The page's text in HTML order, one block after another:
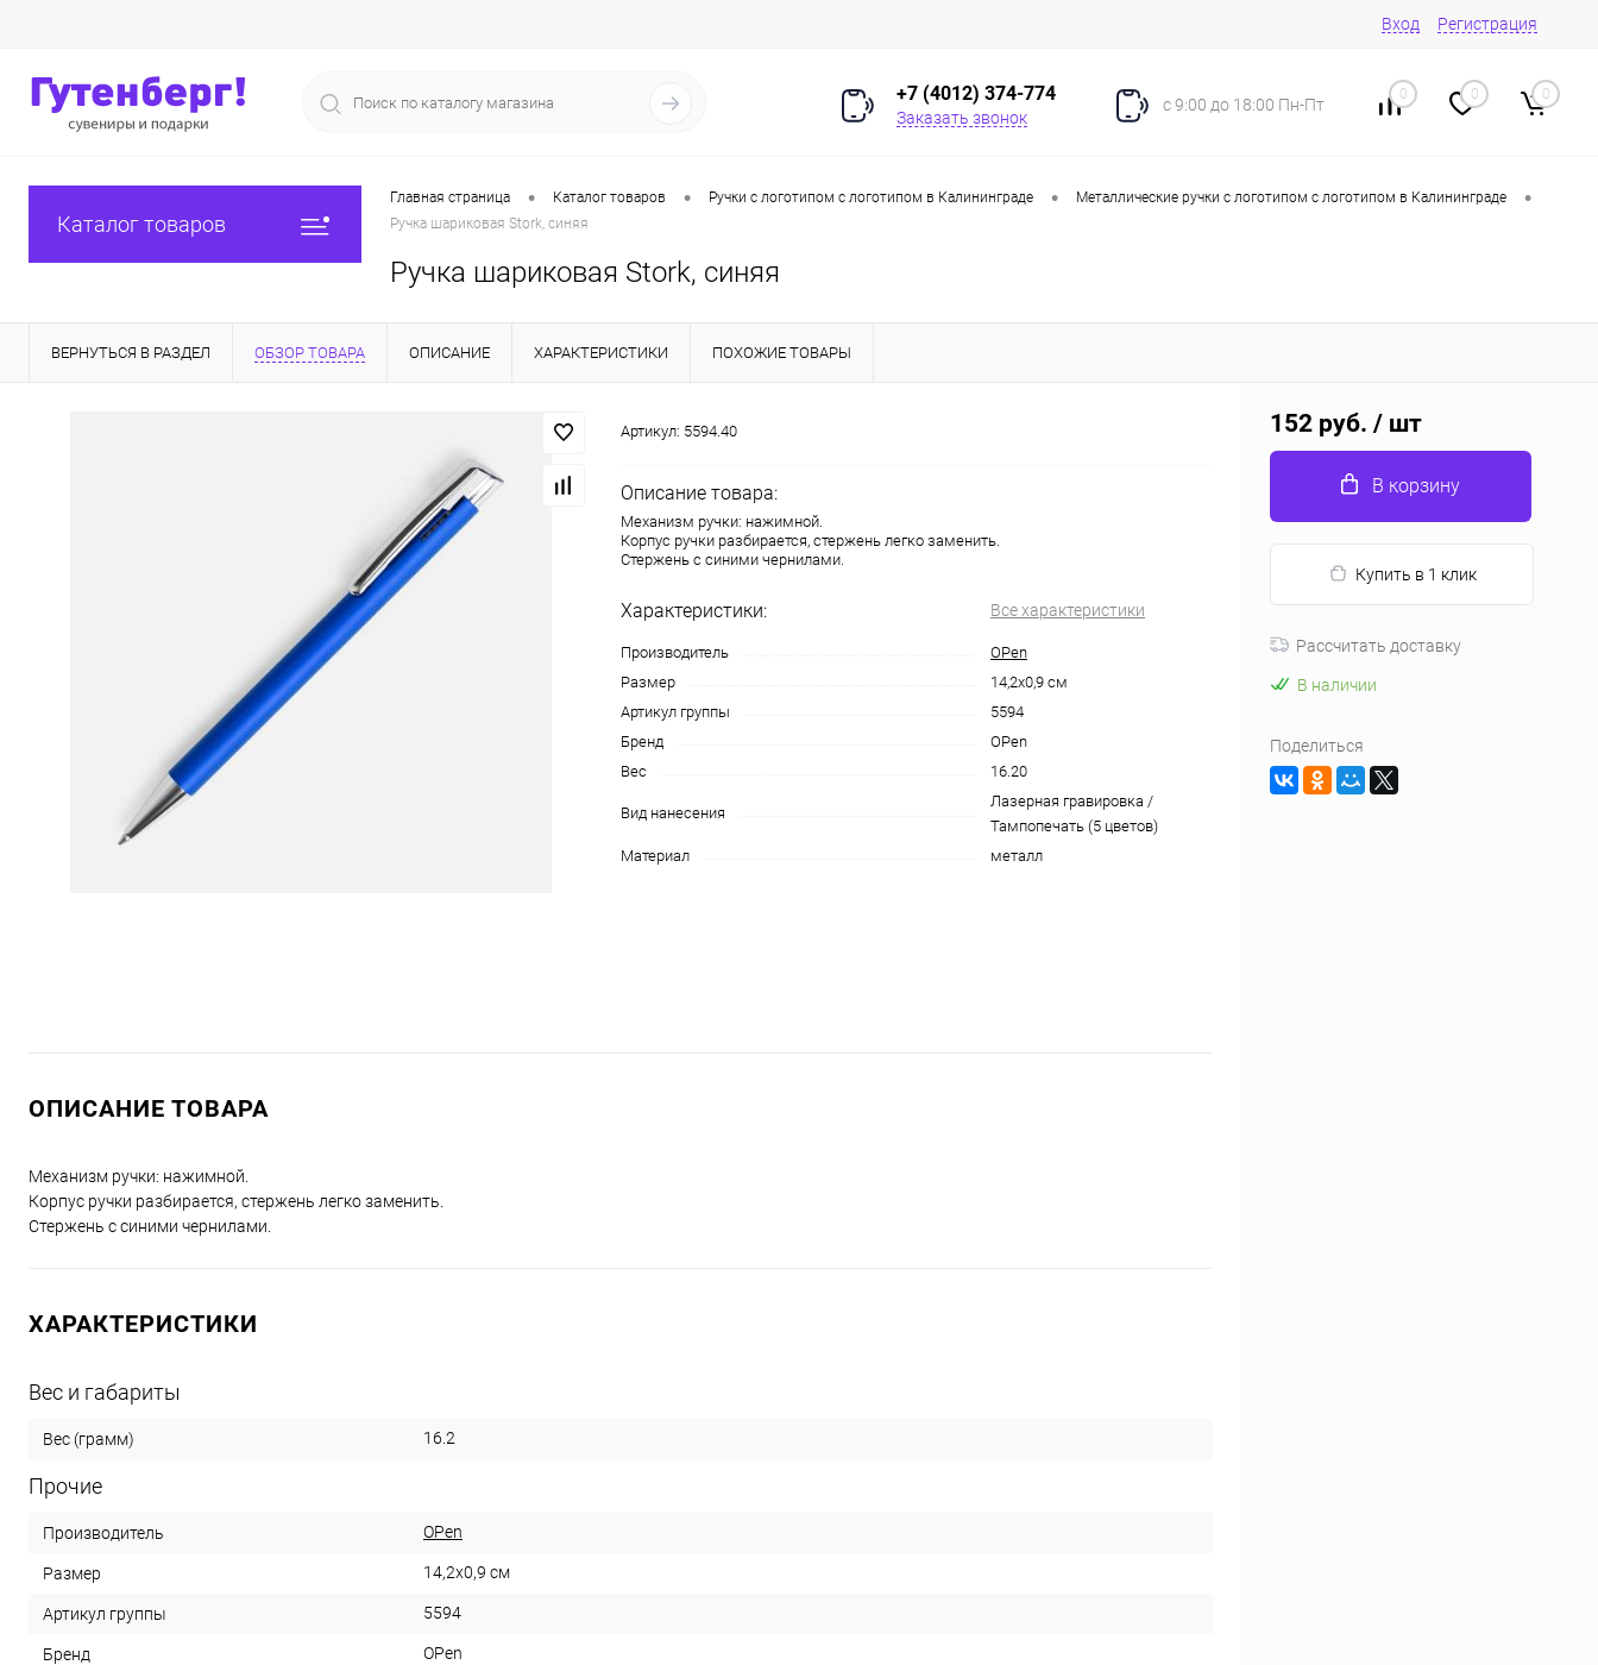
Вход Регистрация
+7 (4012) 374-774
Заказать звонок
с 9:00 до 18:00 Пн-Пт
0 0 0
Каталог товаров
Главная страница • Каталог товаров • Ручки с логотипом с логотипом в Калининграде • Металлические ручки с логотипом с логотипом в Калининграде •
Ручка шариковая Stork, синяя
Ручка шариковая Stork, синяя
ВЕРНУТЬСЯ В РАЗДЕЛ ОБЗОР ТОВАРА ОПИСАНИЕ ХАРАКТЕРИСТИКИ ПОХОЖИЕ ТОВАРЫ
Артикул: 5594.40
Описание товара:
Механизм ручки: нажимной.
Корпус ручки разбирается, стержень легко заменить.
Стержень с синими чернилами.
Характеристики: Все характеристики
Производитель
OPen
Размер
14,2х0,9 см
Артикул группы
5594
Бренд
OPen
Вес
16.20
Вид нанесения
Лазерная гравировка /
Тампопечать (5 цветов)
Материал
металл
ОПИСАНИЕ ТОВАРА
Механизм ручки: нажимной.
Корпус ручки разбирается, стержень легко заменить.
Стержень с синими чернилами.
ХАРАКТЕРИСТИКИ
Вес и габариты
Вес (грамм) 16.2
Прочие
Производитель OPen
Размер 14,2х0,9 см
Артикул группы 5594
Бренд OPen
152 руб. / шт
В корзину
Купить в 1 клик
Рассчитать доставку
В наличии
Поделиться